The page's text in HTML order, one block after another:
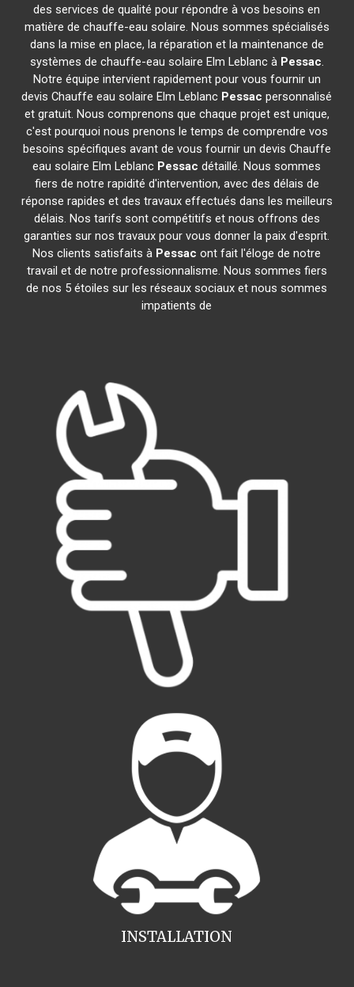
des services de qualité pour répondre à vos besoins en
matière de chauffe-eau solaire. Nous sommes spécialisés
dans la mise en place, la réparation et la maintenance de
systèmes de chauffe-eau solaire Elm Leblanc à Pessac.
Notre équipe intervient rapidement pour vous fournir un
devis Chauffe eau solaire Elm Leblanc Pessac personnalisé
et gratuit. Nous comprenons que chaque projet est unique,
c'est pourquoi nous prenons le temps de comprendre vos
besoins spécifiques avant de vous fournir un devis Chauffe
eau solaire Elm Leblanc Pessac détaillé. Nous sommes
fiers de notre rapidité d'intervention, avec des délais de
réponse rapides et des travaux effectués dans les meilleurs
délais. Nos tarifs sont compétitifs et nous offrons des
garanties sur nos travaux pour vous donner la paix d'esprit.
Nos clients satisfaits à Pessac ont fait l'éloge de notre
travail et de notre professionnalisme. Nous sommes fiers
de nos 5 étoiles sur les réseaux sociaux et nous sommes
impatients de
INSTALLATION